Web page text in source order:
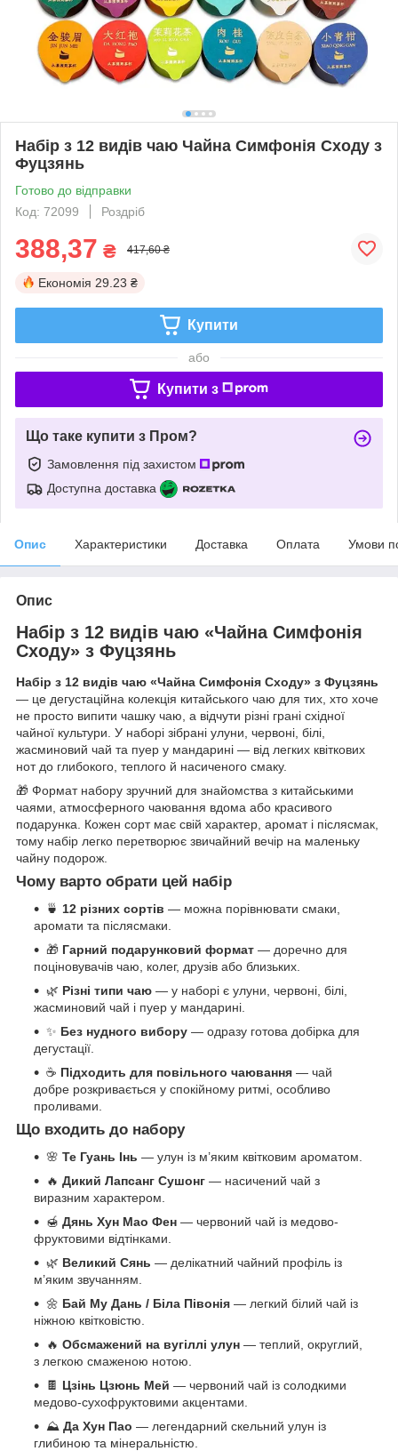
Набір з 12 видів чаю Чайна Симфонія Сходу з
Фуцзянь
Готово до відправки
Код: 72099
Роздріб
388,37 ₴ 417,60 ₴
Економія 29.23 ₴
Купити
або
Купити з
Що таке купити з Пром?
Замовлення під захистом
Доступна доставка
Опис Характеристики Доставка Оплата Умови
Опис
Набір з 12 видів чаю «Чайна Симфонія
Сходу» з Фуцзянь
Набір з 12 видів чаю «Чайна Симфонія Сходу» з Фуцзянь
— це дегустаційна колекція китайського чаю для тих, хто хоче
не просто випити чашку чаю, а відчути різні грані східної
чайної культури. У наборі зібрані улуни, червоні, білі,
жасминовий чай та пуер у мандарині — від легких квіткових
нот до глибокого, теплого й насиченого смаку.
🎁 Формат набору зручний для знайомства з китайськими
чаями, атмосферного чаювання вдома або красивого
подарунка. Кожен сорт має свій характер, аромат і післясмак,
тому набір легко перетворює звичайний вечір на маленьку
чайну подорож.
Чому варто обрати цей набір
🍵 12 різних сортів — можна порівнювати смаки,
аромати та післясмаки.
🎁 Гарний подарунковий формат — доречно для
поціновувачів чаю, колег, друзів або близьких.
🌿 Різні типи чаю — у наборі є улуни, червоні, білі,
жасминовий чай і пуер у мандарині.
✨ Без нудного вибору — одразу готова добірка для
дегустації.
☕ Підходить для повільного чаювання — чай
добре розкривається у спокійному ритмі, особливо
проливами.
Що входить до набору
🌸 Те Гуань Інь — улун із м’яким квітковим ароматом.
🔥 Дикий Лапсанг Сушонг — насичений чай з
виразним характером.
🍯 Дянь Хун Мао Фен — червоний чай із медово-
фруктовими відтінками.
🌿 Великий Сянь — делікатний чайний профіль із
м’яким звучанням.
🌼 Бай Му Дань / Біла Півонія — легкий білий чай із
ніжною квітковістю.
🔥 Обсмажений на вугіллі улун — теплий, округлий,
з легкою смаженою нотою.
🍫 Цзінь Цзюнь Мей — червоний чай із солодкими
медово-сухофруктовими акцентами.
⛰️ Да Хун Пао — легендарний скельний улун із
глибиною та мінеральністю.